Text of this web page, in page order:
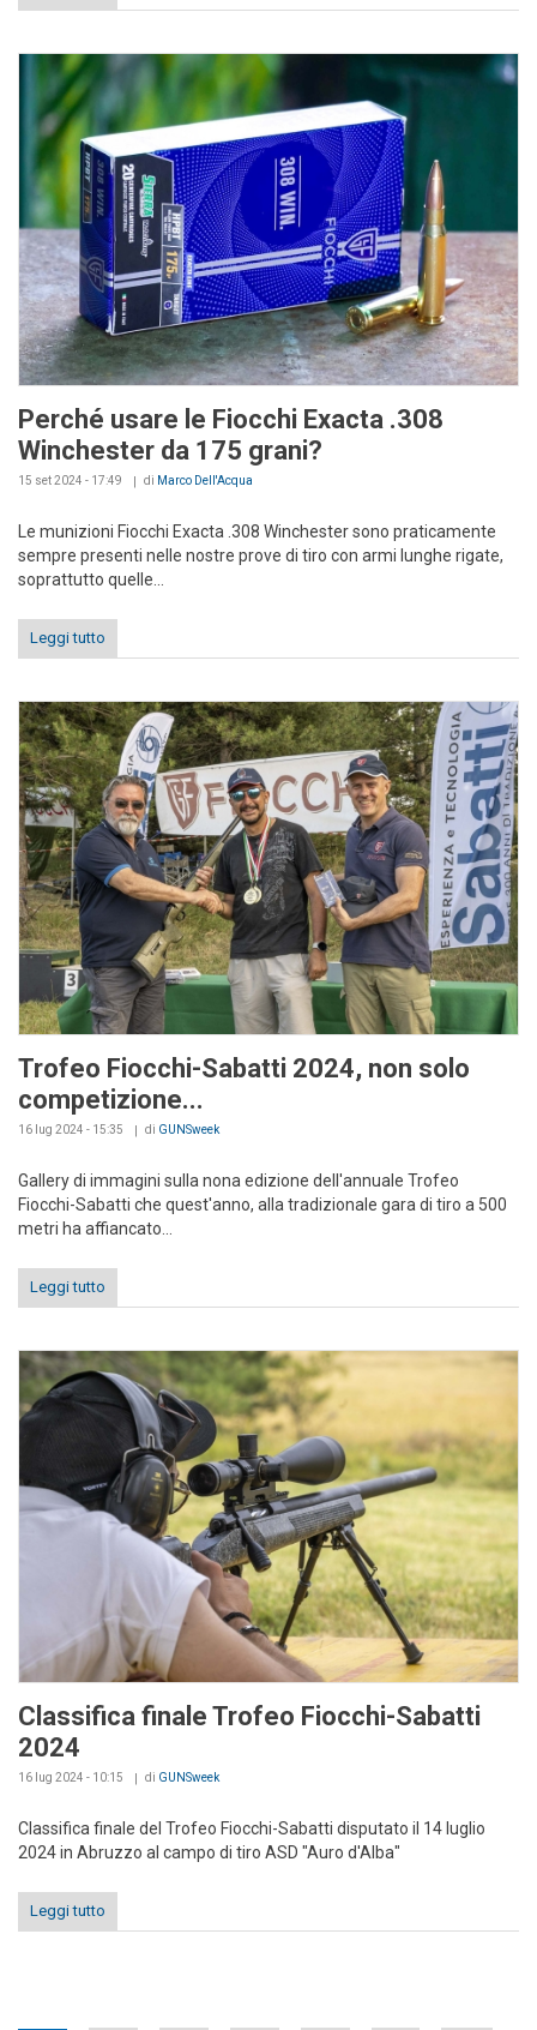
Perché usare le Fiocchi Exacta .308
Winchester da 175 grani?
15 set 2024 - 17:49 di Marco Dell'Acqua
Le munizioni Fiocchi Exacta .308 Winchester sono praticamente
sempre presenti nelle nostre prove di tiro con armi lunghe rigate,
soprattutto quelle...
Leggi tutto
Trofeo Fiocchi-Sabatti 2024, non solo
competizione...
16 lug 2024 - 15:35 di GUNSweek
Gallery di immagini sulla nona edizione dell'annuale Trofeo
Fiocchi-Sabatti che quest'anno, alla tradizionale gara di tiro a 500
metri ha affiancato...
Leggi tutto
Classifica finale Trofeo Fiocchi-Sabatti
2024
16 lug 2024 - 10:15 di GUNSweek
Classifica finale del Trofeo Fiocchi-Sabatti disputato il 14 luglio
2024 in Abruzzo al campo di tiro ASD "Auro d'Alba"
Leggi tutto